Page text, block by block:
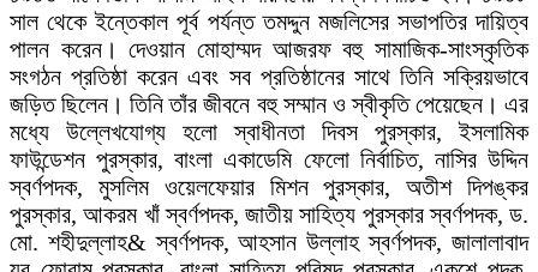
সাল থেকে ইন্তেকাল পূর্ব পর্যন্ত তমদ্দুন মজলিসের সভাপতির দায়িত্ব
পালন করেন। দেওয়ান মোহাম্মদ আজরফ বহু সামাজিক-সাংস্কৃতিক
সংগঠন প্রতিষ্ঠা করেন এবং সব প্রতিষ্ঠানের সাথে তিনি সক্রিয়ভাবে
জড়িত ছিলেন। তিনি তাঁর জীবনে বহু সম্মান ও স্বীকৃতি পেয়েছেন। এর
মধ্যে উল্লেখযোগ্য হলো স্বাধীনতা দিবস পুরস্কার, ইসলামিক
ফাউন্ডেশন পুরস্কার, বাংলা একাডেমি ফেলো নির্বাচিত, নাসির উদ্দিন
স্বর্ণপদক, মুসলিম ওয়েলফেয়ার মিশন পুরস্কার, অতীশ দিপঙ্কর
পুরস্কার, আকরম খাঁ স্বর্ণপদক, জাতীয় সাহিত্য পুরস্কার স্বর্ণপদক, ড.
মো. শহীদুল্লাহ& স্বর্ণপদক, আহসান উল্লাহ স্বর্ণপদক, জালালাবাদ